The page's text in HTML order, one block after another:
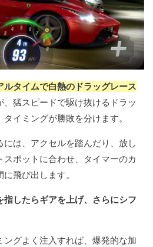
タイムで白熱のドラッグレース
、猛スピードで駆け抜けるドラッ
イミングが勝敗を分けます。
は、アクセルを踏んだり、放し
ポットに合わせ、タイマーのカ
飛び出します。
指したらギアを上げ、さらにシフ
グよく注入すれば、爆発的な加